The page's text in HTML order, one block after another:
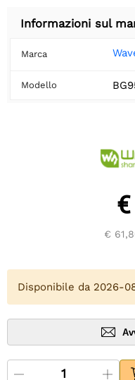
Informazioni sul
Marca
Modello
€
Disponibile da 2026-